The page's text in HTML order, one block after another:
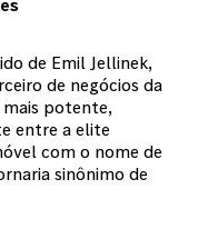
de Emil Jellinek,
de negócios da
mais potente,
entre a elite
com o nome de
sinônimo de